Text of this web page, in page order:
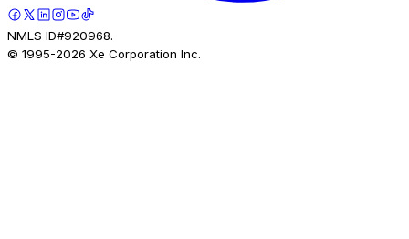
NMLS ID#920968.
© 1995-2026 Xe Corporation Inc.